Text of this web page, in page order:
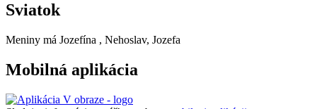
Sviatok
Meniny má Jozefína , Nehoslav, Jozefa
Mobilná aplikácia